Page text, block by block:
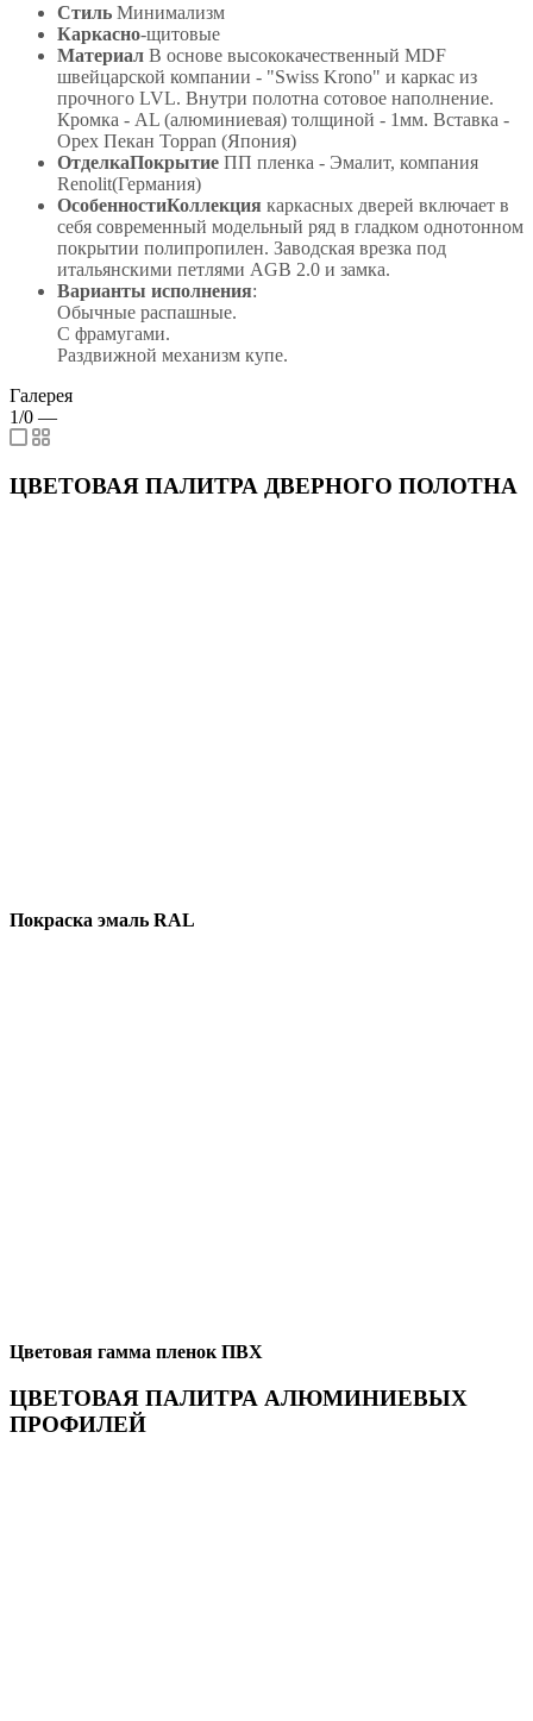
Стиль Минимализм
Каркасно-щитовые
Материал В основе высококачественный MDF
швейцарской компании - "Swiss Krono" и каркас из
прочного LVL. Внутри полотна сотовое наполнение.
Кромка - AL (алюминиевая) толщиной - 1мм. Вставка -
Орех Пекан Toppan (Япония)
ОтделкаПокрытие ПП пленка - Эмалит, компания
Renolit(Германия)
ОсобенностиКоллекция каркасных дверей включает в
себя современный модельный ряд в гладком однотонном
покрытии полипропилен. Заводская врезка под
итальянскими петлями AGB 2.0 и замка.
Варианты исполнения:
Обычные распашные.
С фрамугами.
Раздвижной механизм купе.
Галерея
1/0 —
ЦВЕТОВАЯ ПАЛИТРА ДВЕРНОГО ПОЛОТНА
Покраска эмаль RAL
Цветовая гамма пленок ПВХ
ЦВЕТОВАЯ ПАЛИТРА АЛЮМИНИЕВЫХ
ПРОФИЛЕЙ